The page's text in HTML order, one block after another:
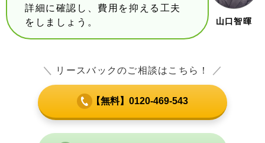
山口智暉
詳細に確認し、費用を抑える工夫
をしましょう。
＼ リースバックのご相談はこちら！ ／
【無料】0120-469-543